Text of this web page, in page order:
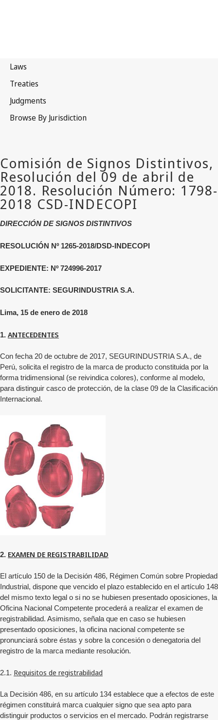
DIRECCIÓN DE SIGNOS DISTINTIVOS
RESOLUCIÓN Nº 1265-2018/DSD-INDECOPI
EXPEDIENTE: Nº 724996-2017
SOLICITANTE: SEGURINDUSTRIA S.A.
Lima, 15 de enero de 2018
1. ANTECEDENTES
Con fecha 20 de octubre de 2017, SEGURINDUSTRIA S.A., de
Perú, solicita el registro de la marca de producto constituida por la
forma tridimensional (se reivindica colores), conforme al modelo,
para distinguir casco de protección, de la clase 09 de la Clasificación
Internacional.
2. EXAMEN DE REGISTRABILIDAD
El artículo 150 de la Decisión 486, Régimen Común sobre Propiedad
Industrial, dispone que vencido el plazo establecido en el artículo 148
del mismo texto legal o si no se hubiesen presentado oposiciones, la
Oficina Nacional Competente procederá a realizar el examen de
registrabilidad. Asimismo, señala que en caso se hubiesen
presentado oposiciones, la oficina nacional competente se
pronunciará sobre éstas y sobre la concesión o denegatoria del
registro de la marca mediante resolución.
2.1. Requisitos de registrabilidad
La Decisión 486, en su artículo 134 establece que a efectos de este
régimen constituirá marca cualquier signo que sea apto para
distinguir productos o servicios en el mercado. Podrán registrarse